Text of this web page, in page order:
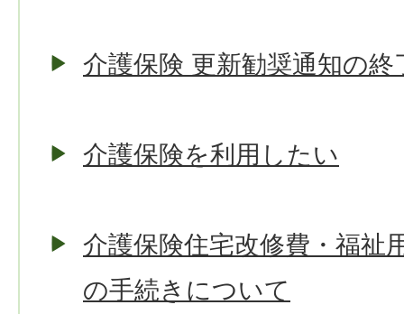
介護保険 更新勧奨通知の
介護保険を利用したい
介護保険住宅改修費・福祉
の手続きについて